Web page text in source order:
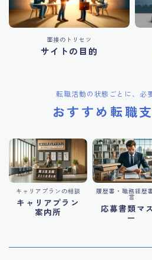
面接のトリセツ
サイトの目的
転職活動の状態ごとに、必
おすすめ転職
キャリアプランの相談
キャリアプラン
案内所
履歴書・職務経歴
言
応募書類マ
ー